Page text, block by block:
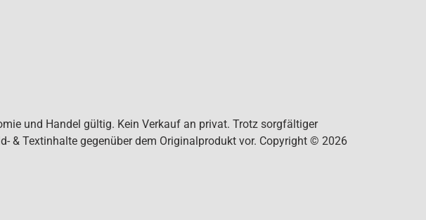
und Handel gültig. Kein Verkauf an privat. Trotz sorgfältiger
& Textinhalte gegenüber dem Originalprodukt vor. Copyright © 2026